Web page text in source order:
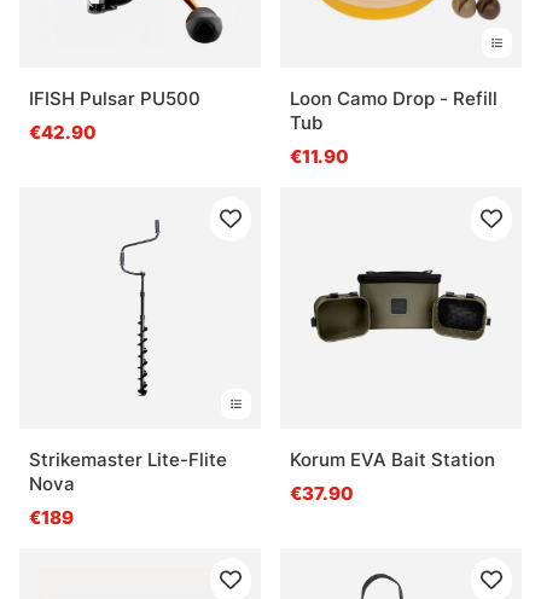
IFISH Pulsar PU500
€42.90
Loon Camo Drop - Refill
Tub
€11.90
Strikemaster Lite-Flite
Nova
€189
Korum EVA Bait Station
€37.90